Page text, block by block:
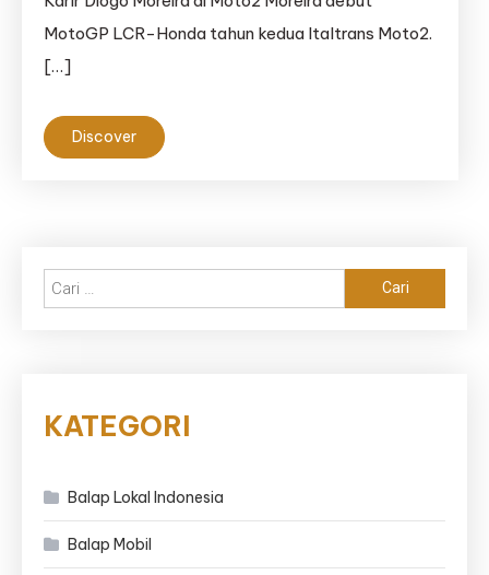
MotoGP LCR-Honda tahun kedua Italtrans Moto2.
[…]
Discover
untuk:
KATEGORI
Balap Lokal Indonesia
Balap Mobil